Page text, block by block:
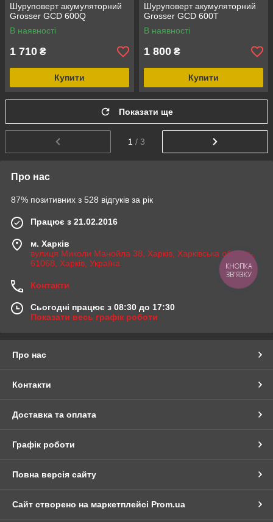
Шуруповерт акумуляторний
Grosser GCD 600Q
В наявності
1 710 ₴
Купити
Шуруповерт акумуляторний
Grosser GCD 600T
В наявності
1 800 ₴
Купити
Показати ще
1 / 3
Про нас
87% позитивних з 528 відгуків за рік
Працює з 21.02.2016
м. Харків
вулиця Миколи Манойла 38, Харків, Харківська область,
61068, Харків, Україна
Контакти
Сьогодні працює з 08:30 до 17:30
Показати весь графік роботи
Про нас
Контакти
Доставка та оплата
Графік роботи
Повна версія сайту
Сайт створено на маркетплейсі Prom.ua
КНОПКА
ЗВ'ЯЗКУ